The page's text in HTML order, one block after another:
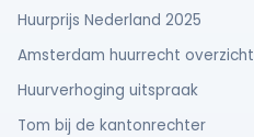
Huurprijs Nederland 2025
Amsterdam huurrecht overzicht
Huurverhoging uitspraak
Tom bij de kantonrechter